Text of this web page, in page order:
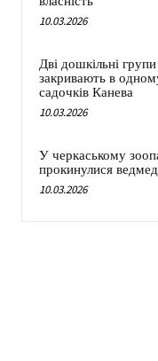
10.03.2026
Дві дошкільні групи
закривають в
садочків Канева
10.03.2026
У черкаському
прокинулися
10.03.2026